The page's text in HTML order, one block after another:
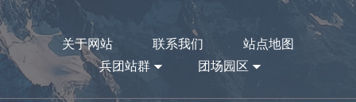
关于网站 联系我们
站点地图
兵团站群
团场园区